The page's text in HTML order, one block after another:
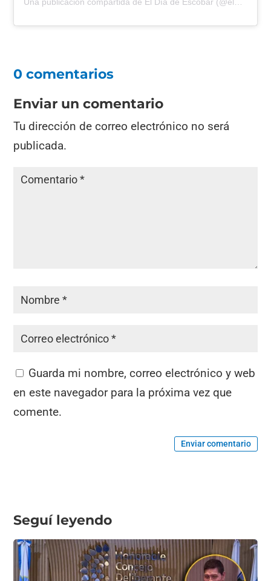
0 comentarios
Enviar un comentario
Tu dirección de correo electrónico no será
publicada.
Guarda mi nombre, correo electrónico y web
en este navegador para la próxima vez que
comente.
Enviar comentario
Seguí leyendo